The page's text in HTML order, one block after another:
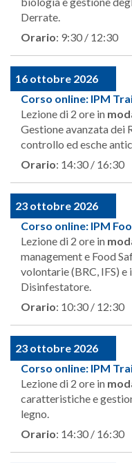
Derrate.
Orario: 9:30 / 12:30
16 ottobre 2026
Corso online: IPM
Lezione di 2 ore in
Gestione avanzata dei
controllo ed esche
Orario: 14:30 / 16:30
23 ottobre 2026
Corso online: IPM
Lezione di 2 ore in
management e Food
volontarie (BRC, IFS) e
Disinfestatore.
Orario: 10:30 / 12:30
23 ottobre 2026
Corso online: IPM
Lezione di 2 ore in
caratteristiche e
legno.
Orario: 14:30 / 16:30